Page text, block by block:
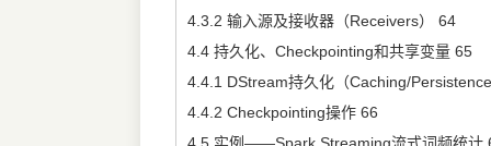
4.3.2 输入源及接收器（Receivers） 64
4.4 持久化、Checkpointing和共享变量 65
4.4.1 DStream持久化（Caching/
4.4.2 Checkpointing操作 66